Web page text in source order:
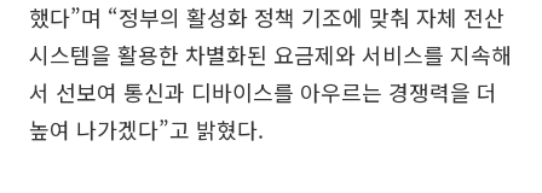
했다”며 “정부의 활성화 정책 기조에 맞춰 자체 전산
시스템을 활용한 차별화된 요금제와 서비스를 지속해
서 선보여 통신과 디바이스를 아우르는 경쟁력을 더
높여 나가겠다”고 밝혔다.